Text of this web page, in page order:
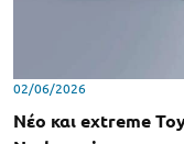
02/06/2026
Νέo και extreme